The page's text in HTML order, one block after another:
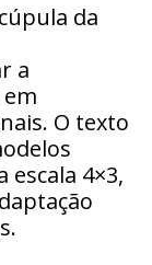
da
a
O texto
4×3,